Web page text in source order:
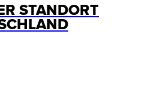
STANDORT